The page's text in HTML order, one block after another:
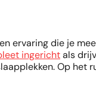
ervaring die je
ingerichtals
Op het